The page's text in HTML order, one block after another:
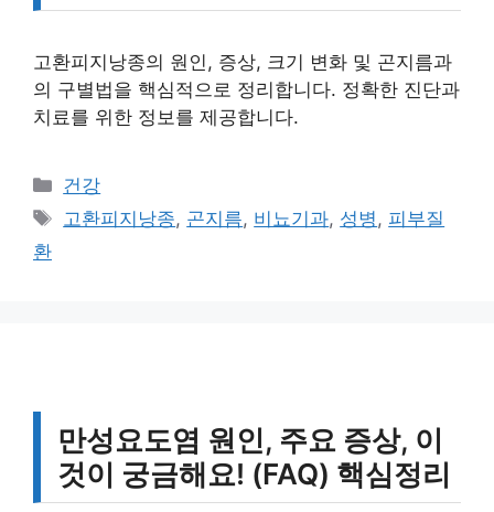
고환피지낭종의 원인, 증상, 크기 변화 및 곤지름과
의 구별법을 핵심적으로 정리합니다. 정확한 진단과
치료를 위한 정보를 제공합니다.
카
테
건강
태
고환피지낭종, 곤지름, 비뇨기과, 성병, 피부질
환
만성요도염 원인, 주요 증상, 이
것이 궁금해요! (FAQ) 핵심정리